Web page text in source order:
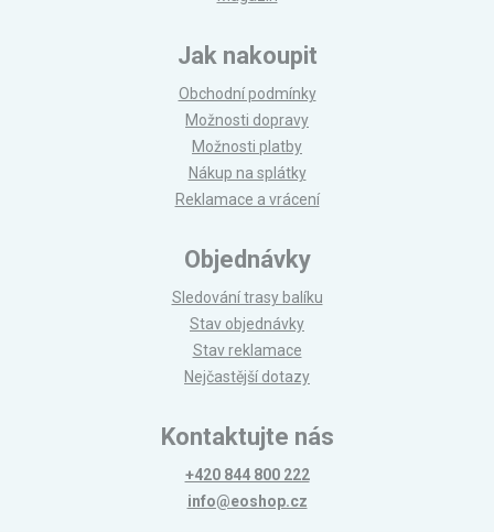
Jak nakoupit
Obchodní podmínky
Možnosti dopravy
Možnosti platby
Nákup na splátky
Reklamace a vrácení
Objednávky
Sledování trasy balíku
Stav objednávky
Stav reklamace
Nejčastější dotazy
Kontaktujte nás
+420 844 800 222
info@eoshop.cz